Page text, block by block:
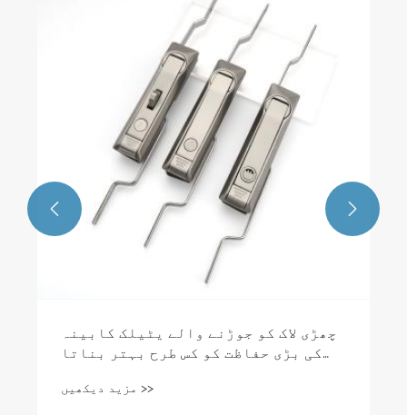
ہارڈ ویئر کا قبضہ: دروازوں اور
کابینہ کا پوشیدہ ہیرو
مزید دیکھیں >>
 